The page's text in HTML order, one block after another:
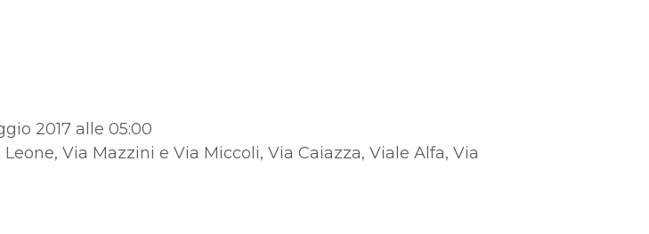
2017 alle 05:00
Via Mazzini e Via Miccoli, Via Caiazza, Viale Alfa, Via